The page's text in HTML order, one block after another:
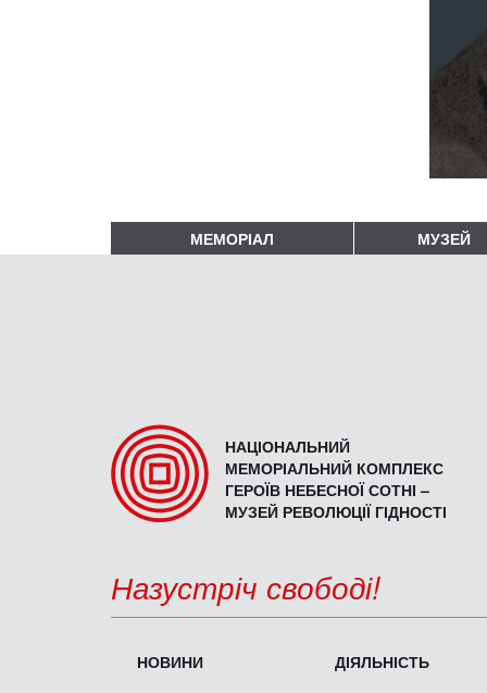
МЕМОРІАЛ МУЗЕЙ
НАЦІОНАЛЬНИЙ
МЕМОРІАЛЬНИЙ КОМПЛЕКС
ГЕРОЇВ НЕБЕСНОЇ СОТНІ –
МУЗЕЙ РЕВОЛЮЦІЇ ГІДНОСТІ
Назустріч свободі!
НОВИНИ
ДІЯЛЬНІСТЬ